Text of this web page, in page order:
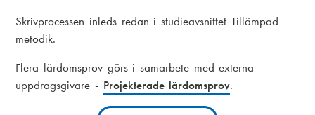
Skrivprocessen inleds redan i studieavsnittet Tillämpad
metodik.
Flera lärdomsprov görs i samarbete med externa
uppdragsgivare - Projekterade lärdomsprov.